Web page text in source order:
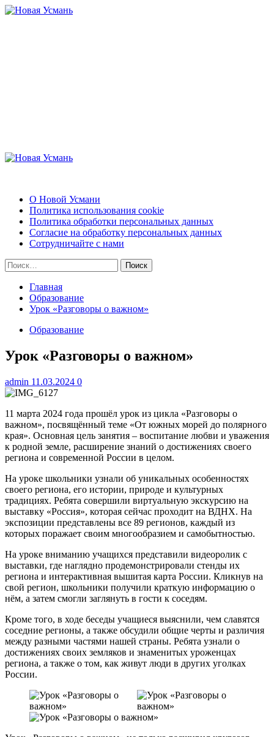
Перейти
Основное
О Новой Усмани
Политика использования cookie
Политика обработки персональных данных
Согласие на обработку персональных данных
Сотрудничайте с нами
Найти:
Главная
Образование
Урок «Разговоры о важном»
Образование
Урок «Разговоры о важном»
admin 11.03.2024 0
11 марта 2024 года прошёл урок из цикла «Разговоры о
важном», посвящённый теме «От южных морей до полярного
края». Основная цель занятия – воспитание любви и уважения
к родной земле, расширение знаний о достижениях своего
региона и современной России в целом.
На уроке школьники узнали об уникальных особенностях
своего региона, его истории, природе и культурных
традициях. Ребята совершили виртуальную экскурсию на
выставку «Россия», которая сейчас проходит на ВДНХ. На
экспозиции представлены все 89 регионов, каждый из
которых поражает своим многообразием и самобытностью.
На уроке вниманию учащихся представили видеоролик с
выставки, где наглядно продемонстрировали стенды их
региона и интерактивная вышитая карта России. Кликнув на
свой регион, школьники получили краткую информацию о
нём, а затем смогли заглянуть в гости к соседям.
Кроме того, в ходе беседы учащиеся выяснили, чем славятся
соседние регионы, а также обсудили общие черты и различия
между разными частями нашей страны. Ребята узнали о
достижениях своих земляков и знаменитых уроженцах
региона, а также о том, как живут люди в других уголках
России.